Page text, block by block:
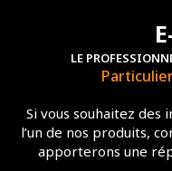
LE
Si vous souhaitez
l’un de nos produits,
apporterons une